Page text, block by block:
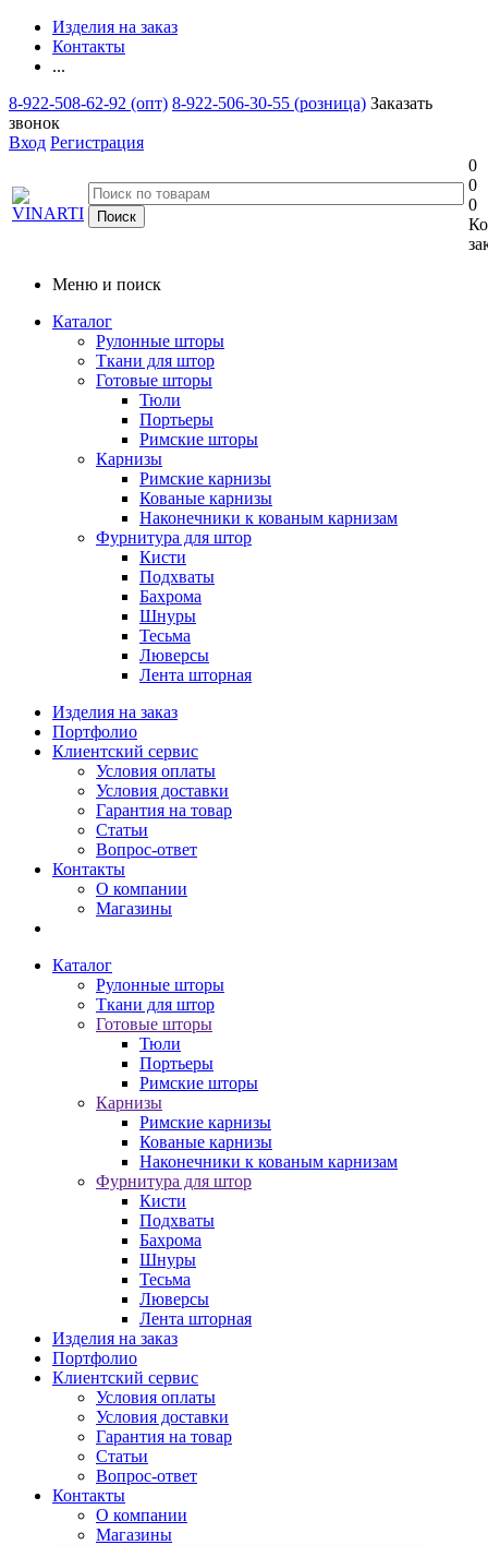
Изделия на заказ
Контакты
...
8-922-508-62-92 (опт) 8-922-506-30-55 (розница) Заказать
звонок
Вход Регистрация
0
0
0
Меню и поиск
Каталог
Рулонные шторы
Ткани для штор
Готовые шторы
Тюли
Портьеры
Римские шторы
Карнизы
Римские карнизы
Кованые карнизы
Наконечники к кованым карнизам
Фурнитура для штор
Кисти
Подхваты
Бахрома
Шнуры
Тесьма
Люверсы
Лента шторная
Изделия на заказ
Портфолио
Клиентский сервис
Условия оплаты
Условия доставки
Гарантия на товар
Статьи
Вопрос-ответ
Контакты
О компании
Магазины
Каталог
Рулонные шторы
Ткани для штор
Готовые шторы
Тюли
Портьеры
Римские шторы
Карнизы
Римские карнизы
Кованые карнизы
Наконечники к кованым карнизам
Фурнитура для штор
Кисти
Подхваты
Бахрома
Шнуры
Тесьма
Люверсы
Лента шторная
Изделия на заказ
Портфолио
Клиентский сервис
Условия оплаты
Условия доставки
Гарантия на товар
Статьи
Вопрос-ответ
Контакты
О компании
Магазины